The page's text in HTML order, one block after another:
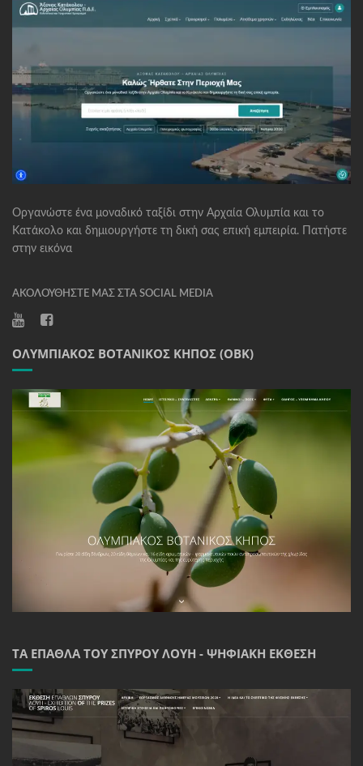
Οργανώστε ένα μοναδικό ταξίδι στην Αρχαία Ολυμπία και το
Κατάκολο και δημιουργήστε τη δική σας επική εμπειρία. Πατήστε
στην εικόνα
ΑΚΟΛΟΥΘΉΣΤΕ ΜΑΣ ΣΤΑ SOCIAL MEDIA
ΟΛΥΜΠΙΑΚΌΣ ΒΟΤΑΝΙΚΌΣ ΚΉΠΟΣ (ΟΒΚ)
ΤΑ ΈΠΑΘΛΑ ΤΟΥ ΣΠΎΡΟΥ ΛΟΎΗ - ΨΗΦΙΑΚΉ ΈΚΘΕΣΗ